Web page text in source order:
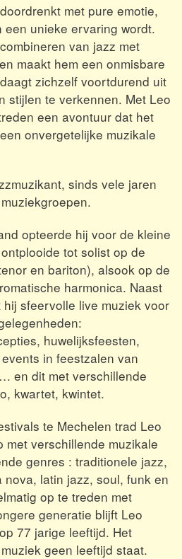
met pure emotie,
unieke ervaring wordt.
van jazz met
maakt hem een onmisbare
zichzelf voortdurend uit
stijlen te verkennen. Met Leo
een avontuur dat het
onvergetelijke muzikale
sinds vele jaren
opteerde hij voor de kleine
tot solist op de
en bariton), alsook op de
harmonica. Naast
sfeervolle live muziek voor
huwelijksfeesten,
in feestzalen van
en dit met verschillende
kwartet, kwintet.
te Mechelen trad Leo
met verschillende muzikale
genres : traditionele jazz,
nova, latin jazz, soul, funk en
op te treden met
generatie blijft Leo
77 jarige leeftijd. Het
geen leeftijd staat.